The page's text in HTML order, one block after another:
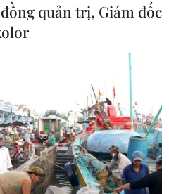
quản trị, Giám đốc